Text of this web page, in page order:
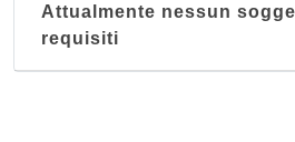
Attualmente nessun
requisiti